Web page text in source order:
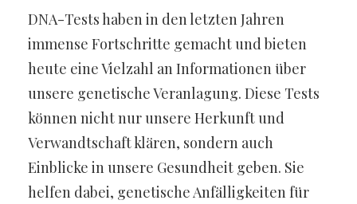
DNA-Tests haben in den letzten Jahren
immense Fortschritte gemacht und bieten
heute eine Vielzahl an Informationen über
unsere genetische Veranlagung. Diese Tests
können nicht nur unsere Herkunft und
Verwandtschaft klären, sondern auch
Einblicke in unsere Gesundheit geben. Sie
helfen dabei, genetische Anfälligkeiten für